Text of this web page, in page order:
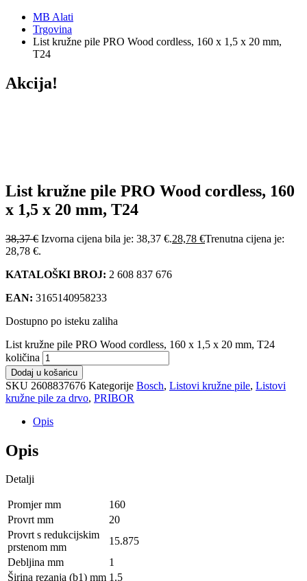
MB Alati
Trgovina
List kružne pile PRO Wood cordless, 160 x 1,5 x 20 mm,
T24
Akcija!
List kružne pile PRO Wood cordless, 160
x 1,5 x 20 mm, T24
38,37€ Izvorna cijena bila je: 38,37 €.28,78 €Trenutna cijena je:
28,78 €.
KATALOŠKI BROJ: 2 608 837 676
EAN: 3165140958233
Dostupno po isteku zaliha
List kružne pile PRO Wood cordless, 160 x 1,5 x 20 mm, T24
količina
Dodaj u košaricu
SKU 2608837676 Kategorije Bosch, Listovi kružne pile, Listovi
kružne pile za drvo, PRIBOR
Opis
Opis
Detalji
Promjer mm
160
Provrt mm
20
Provrt s redukcijskim
prstenom mm
15.875
Debljina mm
1
Širina rezanja (b1) mm 1.5